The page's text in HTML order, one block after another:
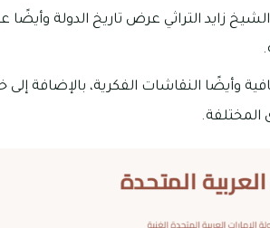
زايد التراثي عرض تاريخ الدولة
وأيضًا النقاشات الفكرية، بالإضافة إلى
المختلفة.